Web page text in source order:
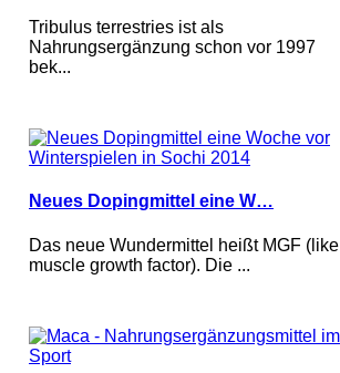
Tribulus terrestries ist als
Nahrungsergänzung schon vor 1997
bek...
Neues Dopingmittel eine W…
Das neue Wundermittel heißt MGF (like
muscle growth factor). Die ...